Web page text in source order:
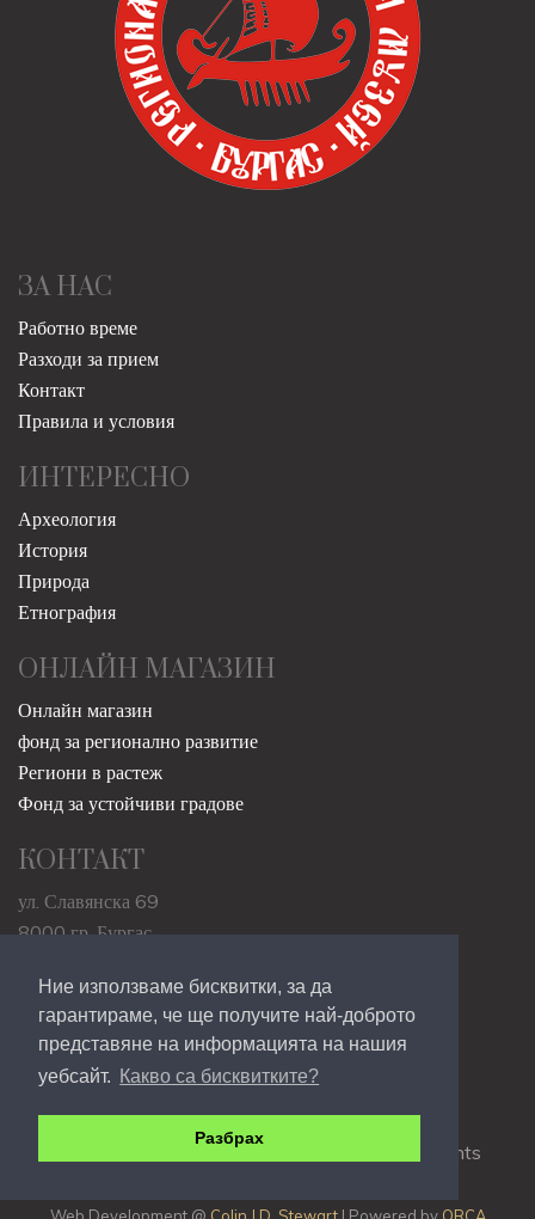
Ние използваме бисквитки, за да
гарантираме, че ще получите най-доброто
представяне на информацията на нашия
уебсайт.
Какво са бисквитките?
Разбрах
ЗА НАС
Работно време
Разходи за прием
Контакт
Правила и условия
ИНТЕРЕСНО
Археология
История
Природа
Етнография
ОНЛАЙН МАГАЗИН
Онлайн магазин
фонд за регионално развитие
Региони в растеж
Фонд за устойчиви градове
КОНТАКТ
ул. Славянска 69
8000 гр. Бургас
main@burgasmuseums.bg
Copyrights © 2009-2021
, All Rights